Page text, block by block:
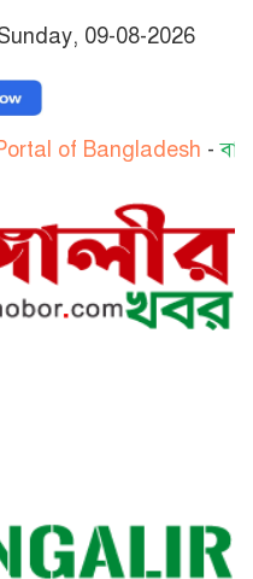
09-08-2026
- বাংলাদেশের